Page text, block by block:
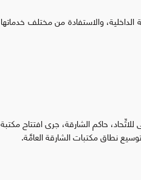
الداخلية، والاستفادة من مختلف خدماتها
حاكم الشارقة، جرى افتتاح مكتبة